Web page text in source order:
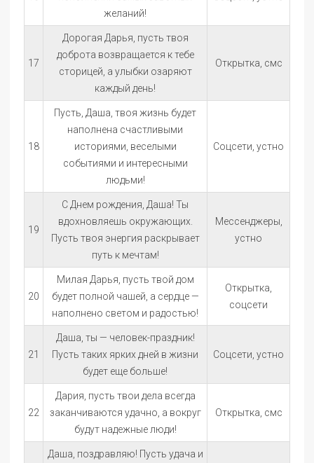
желаний!
17
Дорогая Дарья, пусть твоя
доброта возвращается к тебе
сторицей, а улыбки озаряют
каждый день!
Открытка, смс
18
Пусть, Даша, твоя жизнь будет
наполнена счастливыми
историями, веселыми
событиями и интересными
людьми!
Соцсети, устно
19
С Днем рождения, Даша! Ты
вдохновляешь окружающих.
Пусть твоя энергия раскрывает
путь к мечтам!
Мессенджеры,
устно
20
Милая Дарья, пусть твой дом
будет полной чашей, а сердце —
наполнено светом и радостью!
Открытка,
соцсети
21
Даша, ты — человек-праздник!
Пусть таких ярких дней в жизни
будет еще больше!
Соцсети, устно
22
Дария, пусть твои дела всегда
заканчиваются удачно, а вокруг
будут надежные люди!
Открытка, смс
Даша, поздравляю! Пусть удача и